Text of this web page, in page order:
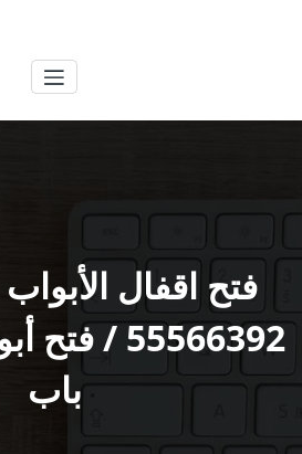
فتح اقفال
55566392 /
باب